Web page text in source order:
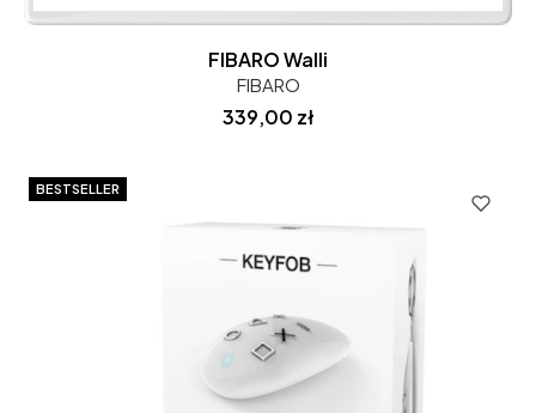
FIBARO Walli
FIBARO
Cena
339,00 zł
BESTSELLER